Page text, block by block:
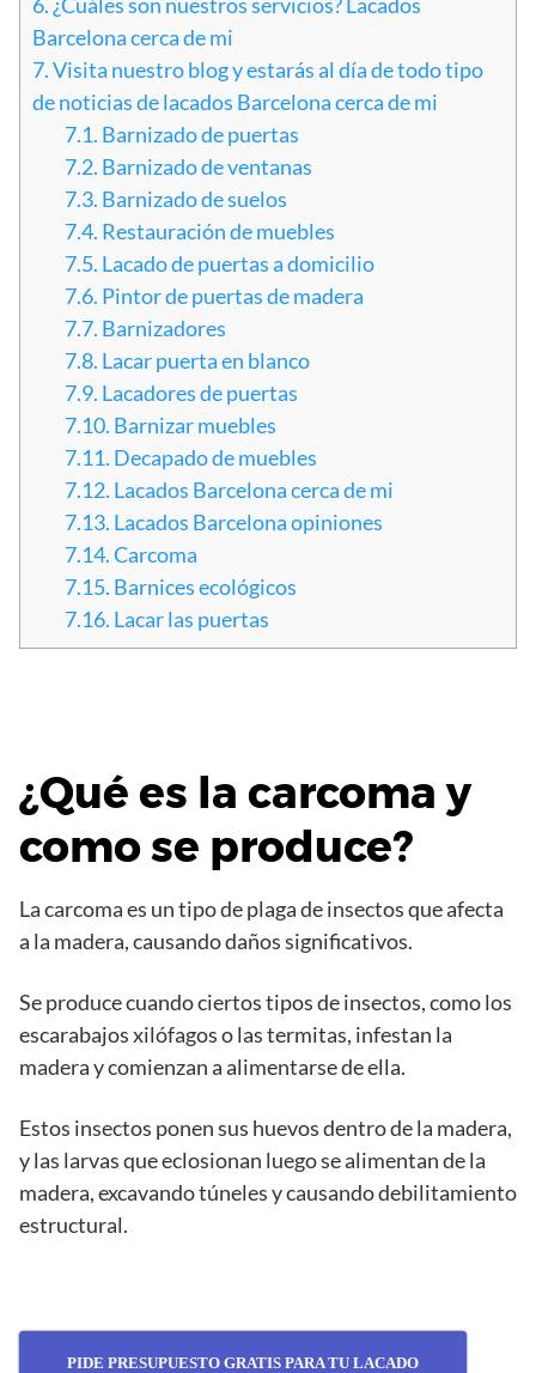
Barcelona cerca de mi
7.Visita nuestro blog y estarás al día de todo tipo
de noticias de lacados Barcelona cerca de mi
7.1. Barnizado de puertas
7.2. Barnizado de ventanas
7.3. Barnizado de suelos
7.4. Restauración de muebles
7.5. Lacado de puertas a domicilio
7.6. Pintor de puertas de madera
7.7. Barnizadores
7.8. Lacar puerta en blanco
7.9. Lacadores de puertas
7.10. Barnizar muebles
7.11. Decapado de muebles
7.12. Lacados Barcelona cerca de mi
7.13. Lacados Barcelona opiniones
7.14.Carcoma
7.15. Barnices ecológicos
7.16. Lacar las puertas
¿Qué es la carcoma y
como se produce?
La carcoma es un tipo de plaga de insectos que afecta
a la madera, causando daños significativos.
Se produce cuando ciertos tipos de insectos, como los
escarabajos xilófagos o las termitas, infestan la
madera y comienzan a alimentarse de ella.
Estos insectos ponen sus huevos dentro de la madera,
y las larvas que eclosionan luego se alimentan de la
madera, excavando túneles y causando debilitamiento
estructural.
PIDE PRESUPUESTO GRATIS PARA TU LACADO